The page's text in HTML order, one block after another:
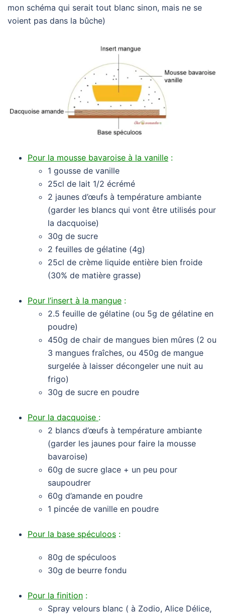
mon schéma qui serait tout blanc sinon, mais ne se
voient pas dans la bûche)
Pour la mousse bavaroise à la vanille :
1 gousse de vanille
25cl de lait 1/2 écrémé
2 jaunes d’œufs à température ambiante
(garder les blancs qui vont être utilisés pour
la dacquoise)
30g de sucre
2 feuilles de gélatine (4g)
25cl de crème liquide entière bien froide
(30% de matière grasse)
Pour l’insert à la mangue :
2.5 feuille de gélatine (ou 5g de gélatine en
poudre)
450g de chair de mangues bien mûres (2 ou
3 mangues fraîches, ou 450g de mangue
surgelée à laisser décongeler une nuit au
frigo)
30g de sucre en poudre
Pour la dacquoise :
2 blancs d’œufs à température ambiante
(garder les jaunes pour faire la mousse
bavaroise)
60g de sucre glace + un peu pour
saupoudrer
60g d’amande en poudre
1 pincée de vanille en poudre
Pour la base spéculoos :
80g de spéculoos
30g de beurre fondu
Pour la finition :
Spray velours blanc ( à Zodio, Alice Délice,